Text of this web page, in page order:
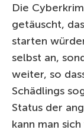
Die
getäuscht,
starten
selbst an,
weiter, so
Schädlings
Status der
kann man